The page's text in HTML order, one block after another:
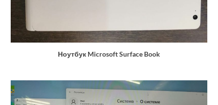
Ноутбук Microsoft Surface Book